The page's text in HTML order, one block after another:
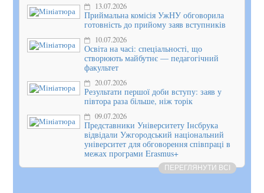
13.07.2026
Приймальна комісія УжНУ обговорила
готовність до прийому заяв вступників
10.07.2026
Освіта на часі: спеціальності, що
створюють майбутнє — педагогічний
факультет
20.07.2026
Результати першої доби вступу: заяв у
півтора раза більше, ніж торік
09.07.2026
Представники Університету Інсбрука
відвідали Ужгородський національний
університет для обговорення співпраці в
межах програми Erasmus+
ПЕРЕГЛЯНУТИ ВСІ